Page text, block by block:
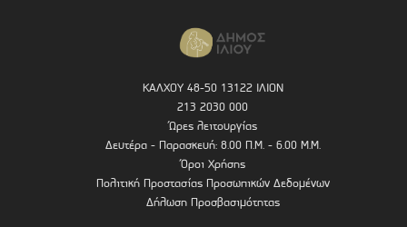
ΚΑΛΧΟΥ 48-50 13122 ΙΛΙΟΝ
213 2030 000
Ώρες λειτουργίας
Δευτέρα - Παρασκευή: 8.00 Π.Μ. - 6.00 Μ.Μ.
Όροι Χρήσης
Πολιτική Προστασίας Προσωπικών Δεδομένων
Δήλωση Προσβασιμότητας